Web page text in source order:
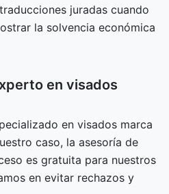
juradas cuando
la solvencia económica
en visados
en visados marca
caso, la asesoría de
es gratuita para nuestros
en evitar rechazos y